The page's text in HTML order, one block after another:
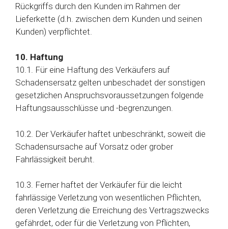
Rückgriffs durch den Kunden im Rahmen der
Lieferkette (d.h. zwischen dem Kunden und seinen
Kunden) verpflichtet.
10. Haftung
10.1. Für eine Haftung des Verkäufers auf
Schadensersatz gelten unbeschadet der sonstigen
gesetzlichen Anspruchsvoraussetzungen folgende
Haftungsausschlüsse und -begrenzungen.
10.2. Der Verkäufer haftet unbeschränkt, soweit die
Schadensursache auf Vorsatz oder grober
Fahrlässigkeit beruht.
10.3. Ferner haftet der Verkäufer für die leicht
fahrlässige Verletzung von wesentlichen Pflichten,
deren Verletzung die Erreichung des Vertragszwecks
gefährdet, oder für die Verletzung von Pflichten,